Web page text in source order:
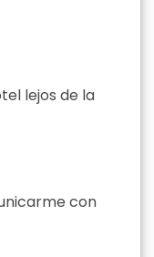
lejos de la
con